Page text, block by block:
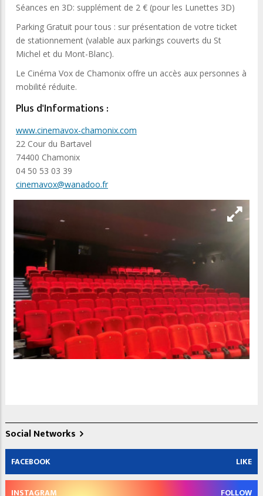
Séances en 3D: supplément de 2 € (pour les Lunettes 3D)
Parking Gratuit pour tous : sur présentation de votre ticket
de stationnement (valable aux parkings couverts du St
Michel et du Mont-Blanc).
Le Cinéma Vox de Chamonix offre un accès aux personnes à
mobilité réduite.
Plus d'Informations :
www.cinemavox-chamonix.com
22 Cour du Bartavel
74400 Chamonix
04 50 53 03 39
cinemavox@wanadoo.fr
Social Networks
FACEBOOK LIKE
INSTAGRAM FOLLOW